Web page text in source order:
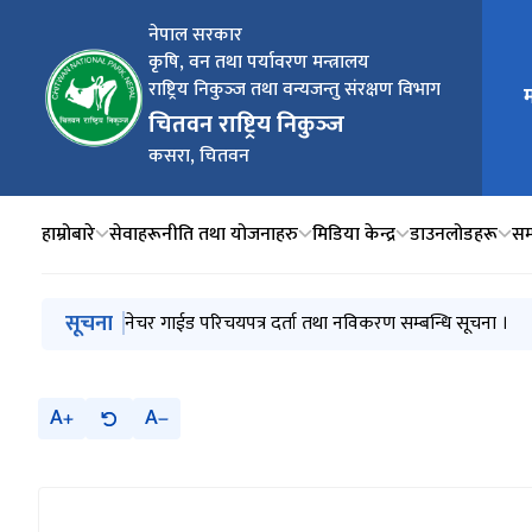
नेपाल सरकार
कृषि, वन तथा पर्यावरण मन्त्रालय
राष्ट्रिय निकुञ्‍ज तथा वन्यजन्तु संरक्षण विभाग
चितवन राष्ट्रिय निकुञ्‍ज
कसरा, चितवन
मुख्य
हाम्रोबारे सेवाहरूनीति तथा योजनाहरु मिडिया केन्द्र डाउनलोडहरू
मुख्य नेभिगेसनमा जानुहोस्
सूचना बोलपत्र आव्हानको सूचना ।
नेचर गाईड परिचयपत्र दर्ता तथा नविकरण सम्बन्धि सूचना ।
बोलपत्र आव्हानको सूचना ।
मौजुदा सूची दर्ता गराउने बारे सूचना
वन्यजन्तुबाट भएको क्षति र राहत वितरण ( २०५५/०५६ -‍-
A A